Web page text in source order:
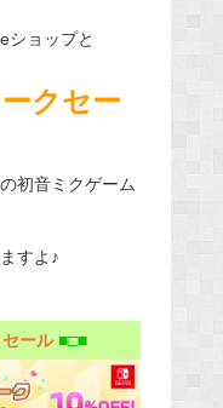
ショップと
クセー
初音ミクゲーム
すよ♪
ール ■□■